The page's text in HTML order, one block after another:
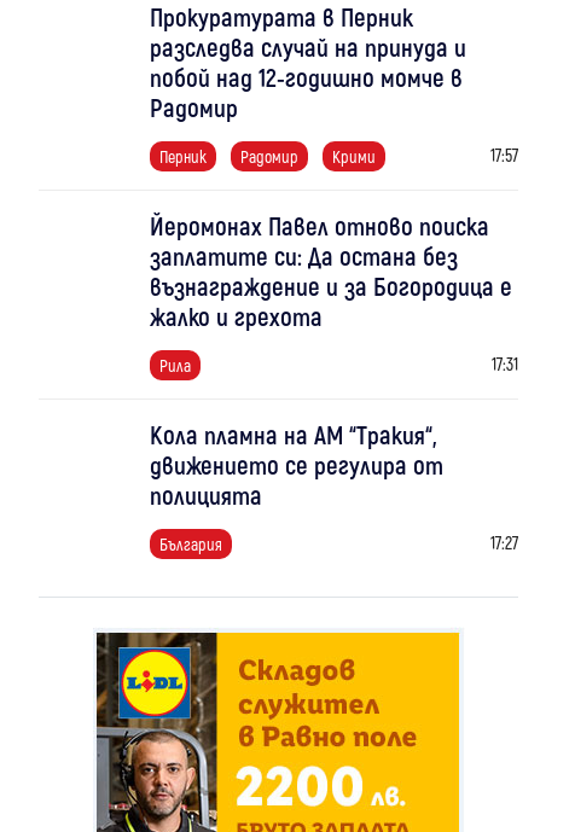
Прокуратурата в Перник
разследва случай на принуда и
побой над 12-годишно момче в
Радомир
Перник Радомир Крими 17:57
Йеромонах Павел отново поиска
заплатите си: Да остана без
възнаграждение и за Богородица е
жалко и грехота
Рила 17:31
Кола пламна на АМ “Тракия“,
движението се регулира от
полицията
България 17:27